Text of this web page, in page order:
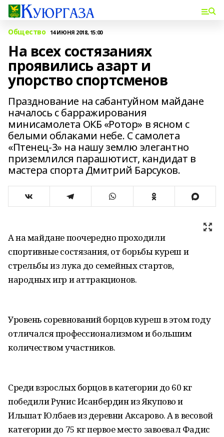
Общество 14 ИЮНЯ 2018, 15:00
На всех состязаниях
проявились азарт и
упорство спортсменов
Празднование на сабантуйном майдане
началось с барражирования
минисамолета ОКБ «Ротор» в ясном с
белыми облаками небе. С самолета
«Птенец-3» на нашу землю элегантно
приземлился парашютист, кандидат в
мастера спорта Дмитрий Барсуков.
А на майдане поочередно проходили
спортивные состязания, от борьбы куреш и
стрельбы из лука до семейных стартов,
народных игр и аттракционов.
Уровень соревнований борцов куреш в этом году
отличался профессионализмом и большим
количеством участников.
Среди взрослых борцов в категории до 60 кг
победили Рунис Исанбердин из Якупово и
Ильшат Юлбаев из деревни Аксарово. А в весовой
категории до 75 кг первое место завоевал Фадис